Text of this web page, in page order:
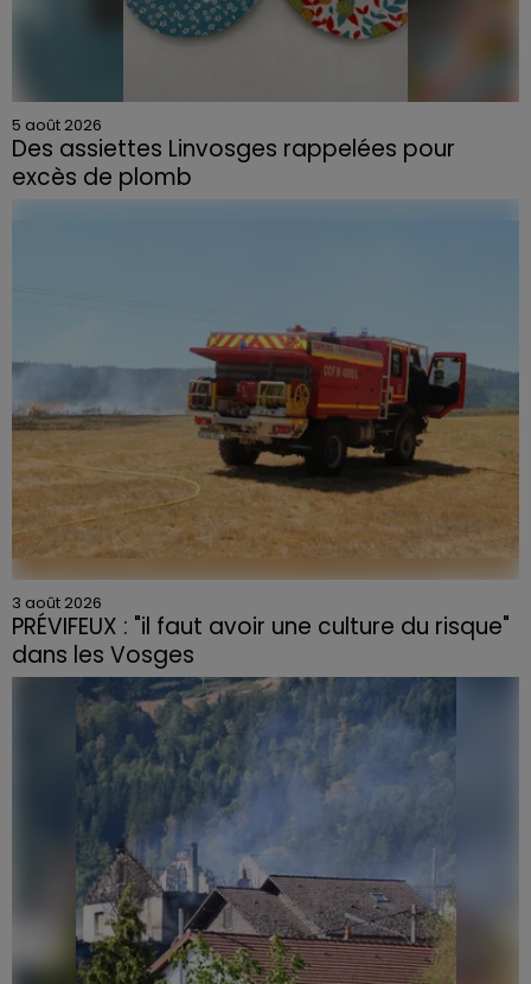
5 août 2026
Des assiettes Linvosges rappelées pour
excès de plomb
3 août 2026
PRÉVIFEUX : "il faut avoir une culture du risque"
dans les Vosges